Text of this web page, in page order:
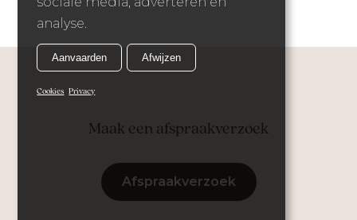
Maak een afspraakverzoek
Afspraakverzoek
analyse.
Aanvaarden Afwijzen
Cookies Privacy